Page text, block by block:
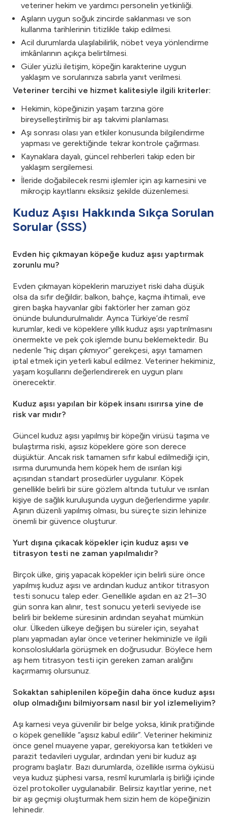
veteriner hekim ve yardımcı personelin yetkinliği.
Aşıların uygun soğuk zincirde saklanması ve son
kullanma tarihlerinin titizlikle takip edilmesi.
Acil durumlarda ulaşılabilirlik, nöbet veya yönlendirme
imkânlarının açıkça belirtilmesi.
Güler yüzlü iletişim, köpeğin karakterine uygun
yaklaşım ve sorularınıza sabırla yanıt verilmesi.
Veteriner tercihi ve hizmet kalitesiyle ilgili kriterler:
Hekimin, köpeğinizin yaşam tarzına göre
bireyselleştirilmiş bir aşı takvimi planlaması.
Aşı sonrası olası yan etkiler konusunda bilgilendirme
yapması ve gerektiğinde tekrar kontrole çağırması.
Kaynaklara dayalı, güncel rehberleri takip eden bir
yaklaşım sergilemesi.
İleride doğabilecek resmi işlemler için aşı karnesini ve
mikroçip kayıtlarını eksiksiz şekilde düzenlemesi.
Kuduz Aşısı Hakkında Sıkça Sorulan
Sorular (SSS)
Evden hiç çıkmayan köpeğe kuduz aşısı yaptırmak
zorunlu mu?
Evden çıkmayan köpeklerin maruziyet riski daha düşük
olsa da sıfır değildir; balkon, bahçe, kaçma ihtimali, eve
giren başka hayvanlar gibi faktörler her zaman göz
önünde bulundurulmalıdır. Ayrıca Türkiye’de resmî
kurumlar, kedi ve köpeklere yıllık kuduz aşısı yaptırılmasını
önermekte ve pek çok işlemde bunu beklemektedir. Bu
nedenle “hiç dışarı çıkmıyor” gerekçesi, aşıyı tamamen
iptal etmek için yeterli kabul edilmez. Veteriner hekiminiz,
yaşam koşullarını değerlendirerek en uygun planı
önerecektir.
Kuduz aşısı yapılan bir köpek insanı ısırırsa yine de
risk var mıdır?
Güncel kuduz aşısı yapılmış bir köpeğin virüsü taşıma ve
bulaştırma riski, aşısız köpeklere göre son derece
düşüktür. Ancak risk tamamen sıfır kabul edilmediği için,
ısırma durumunda hem köpek hem de ısırılan kişi
açısından standart prosedürler uygulanır. Köpek
genellikle belirli bir süre gözlem altında tutulur ve ısırılan
kişiye de sağlık kuruluşunda uygun değerlendirme yapılır.
Aşının düzenli yapılmış olması, bu süreçte sizin lehinize
önemli bir güvence oluşturur.
Yurt dışına çıkacak köpekler için kuduz aşısı ve
titrasyon testi ne zaman yapılmalıdır?
Birçok ülke, giriş yapacak köpekler için belirli süre önce
yapılmış kuduz aşısı ve ardından kuduz antikor titrasyon
testi sonucu talep eder. Genellikle aşıdan en az 21–30
gün sonra kan alınır, test sonucu yeterli seviyede ise
belirli bir bekleme süresinin ardından seyahat mümkün
olur. Ülkeden ülkeye değişen bu süreler için, seyahat
planı yapmadan aylar önce veteriner hekiminizle ve ilgili
konsolosluklarla görüşmek en doğrusudur. Böylece hem
aşı hem titrasyon testi için gereken zaman aralığını
kaçırmamış olursunuz.
Sokaktan sahiplenilen köpeğin daha önce kuduz aşısı
olup olmadığını bilmiyorsam nasıl bir yol izlemeliyim?
Aşı karnesi veya güvenilir bir belge yoksa, klinik pratiğinde
o köpek genellikle “aşısız kabul edilir”. Veteriner hekiminiz
önce genel muayene yapar, gerekiyorsa kan tetkikleri ve
parazit tedavileri uygular, ardından yeni bir kuduz aşı
programı başlatır. Bazı durumlarda, özellikle ısırma öyküsü
veya kuduz şüphesi varsa, resmî kurumlarla iş birliği içinde
özel protokoller uygulanabilir. Belirsiz kayıtlar yerine, net
bir aşı geçmişi oluşturmak hem sizin hem de köpeğinizin
lehinedir.